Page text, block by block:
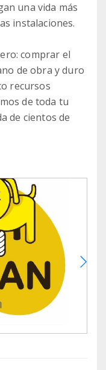
una vida más
instalaciones.
comprar el
de obra y duro
recursos
de toda tu
de cientos de